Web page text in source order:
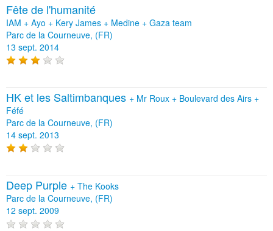
Fête de l'humanité
IAM + Ayo + Kery James + Medine + Gaza team
Parc de la Courneuve, (FR)
13 sept. 2014
HK et les Saltimbanques + Mr Roux + Boulevard des Airs +
Féfé
Parc de la Courneuve, (FR)
14 sept. 2013
Deep Purple + The Kooks
Parc de la Courneuve, (FR)
12 sept. 2009